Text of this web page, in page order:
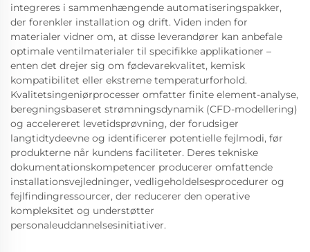
integreres i sammenhængende automatiseringspakker,
der forenkler installation og drift. Viden inden for
materialer vidner om, at disse leverandører kan anbefale
optimale ventilmaterialer til specifikke applikationer –
enten det drejer sig om fødevarekvalitet, kemisk
kompatibilitet eller ekstreme temperaturforhold.
Kvalitetsingeniørprocesser omfatter finite element-analyse,
beregningsbaseret strømningsdynamik (CFD-modellering)
og accelereret levetidsprøvning, der forudsiger
langtidtydeevne og identificerer potentielle fejlmodi, før
produkterne når kundens faciliteter. Deres tekniske
dokumentationskompetencer producerer omfattende
installationsvejledninger, vedligeholdelsesprocedurer og
fejlfindingressourcer, der reducerer den operative
kompleksitet og understøtter
personaleuddannelsesinitiativer.